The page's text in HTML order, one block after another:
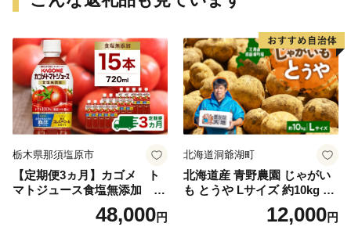
栃木県那須塩原市
【定期便3ヵ月】カゴメ ト
マトジュース食塩無添加 72
0ml PET×15本 1ケース 毎月
届く 3ヵ月 3回コース ns001-
48,000円
北海道洞爺湖町
北海道産 青野農園 じゃがい
も とうや Lサイズ 約10kg 20
26年10月初旬～12月下旬頃お
届け 先行予約 北海道 ジャガ
12,000円